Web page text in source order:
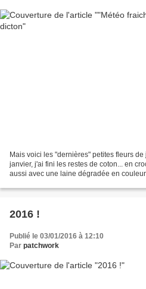
Mais voici les "dernières" petites fleurs
janvier, j'ai fini les restes de coton... en
aussi avec une laine dégradée en
2016 !
Publié le 03/01/2016 à 12:10
Par patchwork